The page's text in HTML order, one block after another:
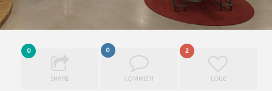
0
SHARE
0
COMMENT
2
LOVE